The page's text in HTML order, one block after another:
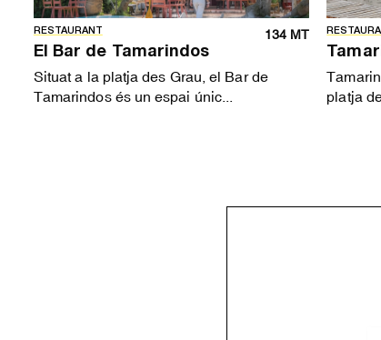
RESTAURANT 134 MT
El Bar de Tamarindos
Situat a la platja des Grau, el Bar de
Tamarindos és un espai únic...
platja